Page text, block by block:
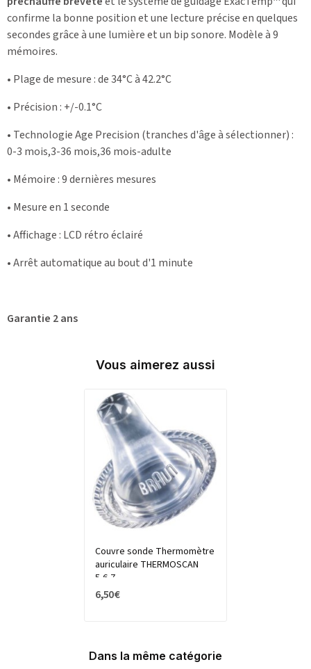
confirme la bonne position et une lecture précise en quelques
secondes grâce à une lumière et un bip sonore. Modèle à 9
mémoires.
• Plage de mesure : de 34°C à 42.2°C
• Précision : +/-0.1°C
• Technologie Age Precision (tranches d'âge à sélectionner) :
0-3 mois,3-36 mois,36 mois-adulte
• Mémoire : 9 dernières mesures
• Mesure en 1 seconde
• Affichage : LCD rétro éclairé
• Arrêt automatique au bout d'1 minute
Garantie 2 ans
Vous aimerez aussi
Couvre sonde Thermomètre
auriculaire THERMOSCAN
5,6,7
6,50 €
Dans la même catégorie